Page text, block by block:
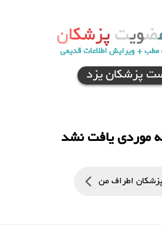
پزشکان یزد
موردی یافت نشد
پزشکان اطراف من